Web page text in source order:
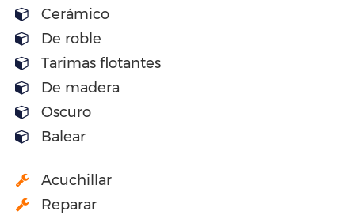
Cerámico
De roble
Tarimas flotantes
De madera
Oscuro
Balear
Acuchillar
Reparar